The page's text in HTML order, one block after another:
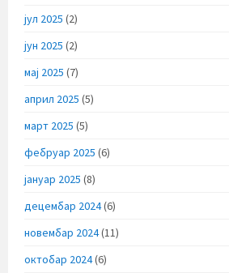
јул 2025 (2)
јун 2025 (2)
мај 2025 (7)
април 2025 (5)
март 2025 (5)
фебруар 2025 (6)
јануар 2025 (8)
децембар 2024(6)
новембар 2024(11)
октобар 2024(6)